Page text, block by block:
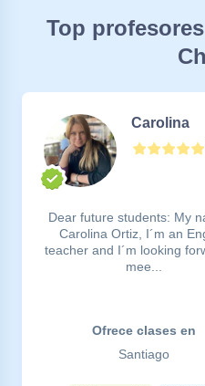
Top
Carolina
Dear future students: My
Carolina Ortiz, I´m an
teacher and I´m looking
mee...
Ofrece clases en
Santiago